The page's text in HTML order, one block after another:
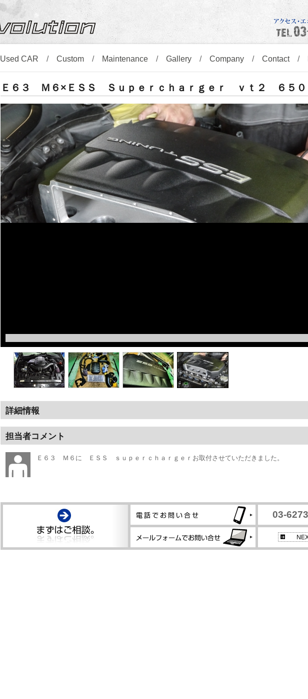
Used CAR / Custom/ Maintenance/ Gallery/ Company/ Contact/
Ｅ６３ Ｍ６×ＥＳＳ Ｓｕｐｅｒｃｈａｒｇｅｒ ｖｔ２ ６５０
詳細情報
担当者コメント
Ｅ６３ Ｍ６に ＥＳＳ ｓｕｐｅｒｃｈａｒｇｅｒお取付させていただきました。
03-